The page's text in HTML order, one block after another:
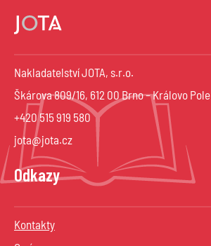
Nakladatelství JOTA, s.r.o.
Škárova 809/16, 612 00 Brno – Královo Pole
+420 515 919 580
jota@jota.cz
Odkazy
Kontakty